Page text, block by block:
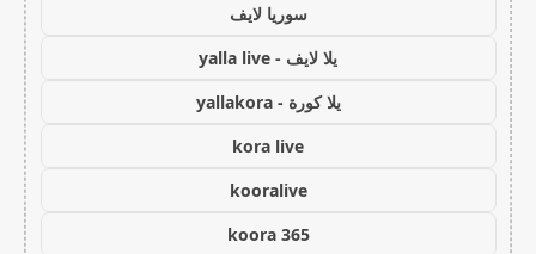
سوريا لايف
يلا لايف - yalla live
يلا كورة - yallakora
kora live
kooralive
koora 365